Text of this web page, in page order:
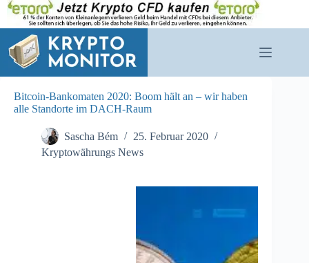
Zum
Inhalt
springen
Bitcoin-Bankomaten 2020: Boom hält an – wir haben
alle Standorte im DACH-Raum
Sascha Bém
25. Februar 2020
Kryptowährungs News